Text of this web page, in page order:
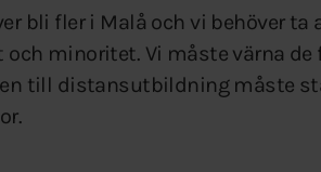
bli fler i Malå och vi behöver
minoritet. Vi måste värna
till distansutbildning måste